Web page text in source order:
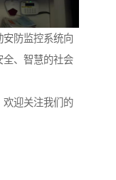
防监控系统向
全、智慧的社会
欢迎关注我们的